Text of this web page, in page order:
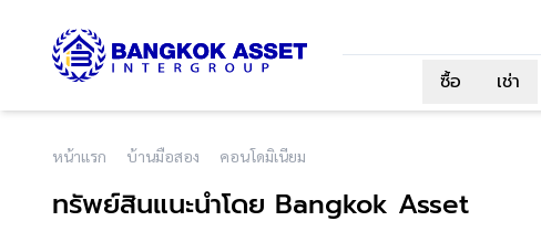
ซื้อ
เช่า
หน้าแรก บ้านมือสอง คอนโดมิเนียม
ทรัพย์สินแนะนำโดย Bangkok Asset